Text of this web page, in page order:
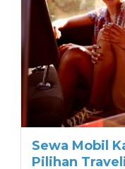
Sewa Mobil
Pilihan